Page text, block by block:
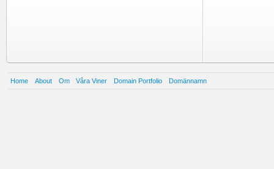
Home About Om Våra Viner Domain Portfolio Domännamn